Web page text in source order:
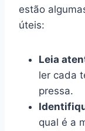
estão
úteis:
Leia
ler cada
pressa.
qual é a